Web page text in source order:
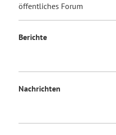
öffentliches Forum
Berichte
Nachrichten